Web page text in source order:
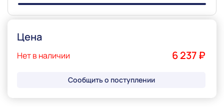
Цена
Нет в наличии 6 237 ₽
Сообщить о поступлении